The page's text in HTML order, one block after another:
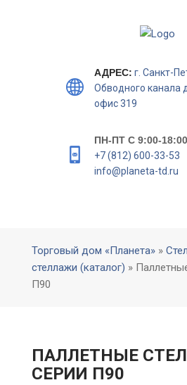
АДРЕС: г. Санкт-
Обводного канала
офис 319
ПН-ПТ С 9:00-
+7 (812) 600-33-53
info@planeta-td.ru
Торговый дом «Планета» »
стеллажи (каталог) »
П90
ПАЛЛЕТНЫЕ
СЕРИИ П90